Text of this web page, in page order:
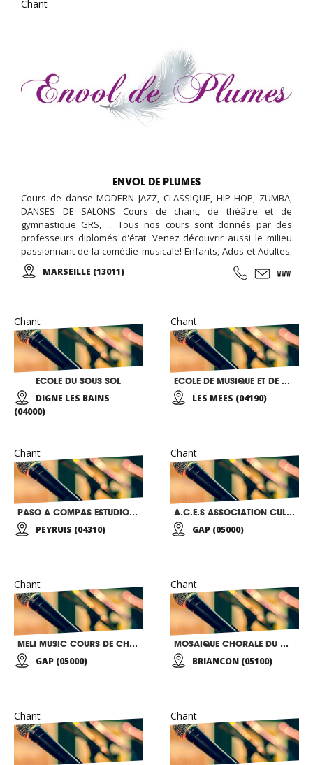
Chant
ENVOL DE PLUMES
Cours de danse MODERN JAZZ, CLASSIQUE, HIP HOP, ZUMBA,
DANSES DE SALONS Cours de chant, de théâtre et de
gymnastique GRS, ... Tous nos cours sont donnés par des
professeurs diplomés d'état. Venez découvrir aussi le milieu
passionnant de la comédie musicale! Enfants, Ados et Adultes.
Stages vacances, Anniversaires, ... Cours d'essai offert !
MARSEILLE (13011)
Chant
ECOLE DU SOUS SOL
DIGNE LES BAINS
(04000)
Chant
ECOLE DE MUSIQUE ET DE DANSE
LES MEES (04190)
Chant
PASO A COMPAS ESTUDIO FLAMENCO
PEYRUIS (04310)
Chant
A.C.E.S ASSOCIATION CULTURELLE EDUCATIVE ET SPORTIVE DU HAUT-GAP
GAP (05000)
Chant
MELI MUSIC COURS DE CHANT
GAP (05000)
Chant
MOSAIQUE CHORALE DU MONDE
BRIANCON (05100)
Chant Chant